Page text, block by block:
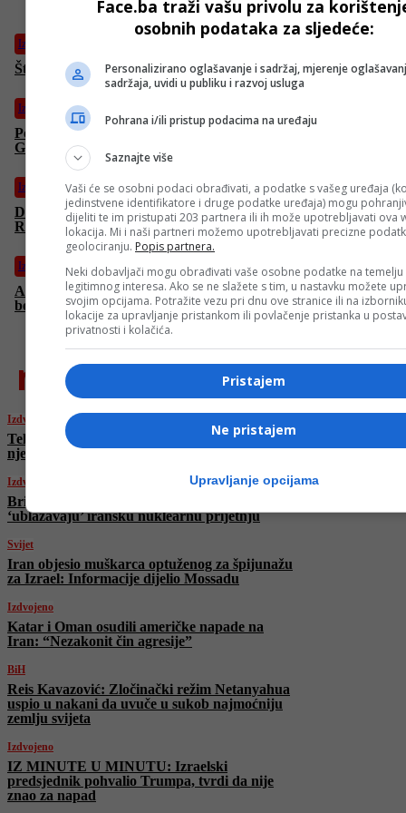
Izdvojeno
Šta Alcaraz misli o Đokoviću?
Izdvojeno
Poznato koliko je novca zaradio Alcaraz osvajanjem Roland
Garrosa
Izdvojeno
Džumhur napredovao na ATP listi nakon dobrog nastupa na
Roland Garrosu
Izdvojeno
Alcaraz osvojio Roland Garros! Savladao Sinnera u lavovskoj
borbi
najnovije
Izdvojeno
Tel Aviv veliča Trampa: Osvanuli plakati
njegove slike s porukom
Izdvojeno
Britanski premijer: Američki napadi
‘ublažavaju’ iransku nuklearnu prijetnju
Svijet
Iran objesio muškarca optuženog za špijunažu
za Izrael: Informacije dijelio Mossadu
Izdvojeno
Katar i Oman osudili američke napade na
Iran: “Nezakonit čin agresije”
BiH
Reis Kavazović: Zločinački režim Netanyahua
uspio u nakani da uvuče u sukob najmoćniju
zemlju svijeta
Izdvojeno
IZ MINUTE U MINUTU: Izraelski
predsjednik pohvalio Trumpa, tvrdi da nije
znao za napad
Face.ba traži vašu privolu za
osobnih podataka za sljedeće:
Personalizirano oglašavanje i sadržaj, mjerenje
sadržaja, uvidi u publiku i razvoj usluga
Pohrana i/ili pristup podacima na uređaju
Saznajte više
Vaši će se osobni podaci obrađivati, a podatke s vašeg uređaja
jedinstvene identifikatore i druge podatke uređaja) mogu
dijeliti te im pristupati 203 partnera ili ih može upotrebljavati ova
lokacija. Mi i naši partneri možemo upotrebljavati precizne
geolociranju. Popis partnera.
Neki dobavljači mogu obrađivati vaše osobne podatke na temelju
legitimnog interesa. Ako se ne slažete s tim, u nastavku možete
svojim opcijama. Potražite vezu pri dnu ove stranice ili na
lokacije za upravljanje pristankom ili povlačenje pristanka u
privatnosti i kolačića.
Pristajem
Ne pristajem
Upravljanje opcijama